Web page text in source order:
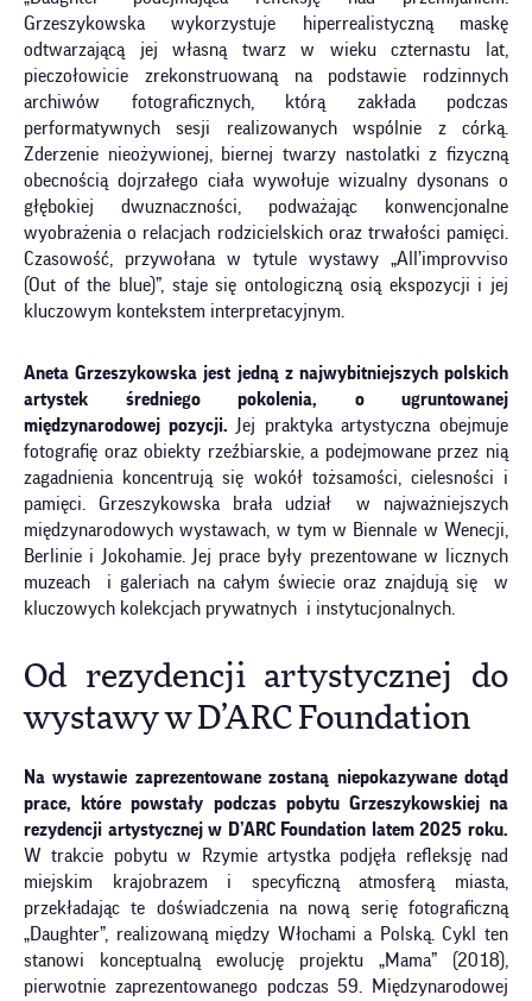
Grzeszykowska wykorzystuje hiperrealistyczną maskę
odtwarzającą jej własną twarz w wieku czternastu lat,
pieczołowicie zrekonstruowaną na podstawie rodzinnych
archiwów fotograficznych, którą zakłada podczas
performatywnych sesji realizowanych wspólnie z córką.
Zderzenie nieożywionej, biernej twarzy nastolatki z fizyczną
obecnością dojrzałego ciała wywołuje wizualny dysonans o
głębokiej dwuznaczności, podważając konwencjonalne
wyobrażenia o relacjach rodzicielskich oraz trwałości pamięci.
Czasowość, przywołana w tytule wystawy „All’improvviso
(Out of the blue)”, staje się ontologiczną osią ekspozycji i jej
kluczowym kontekstem interpretacyjnym.
Aneta Grzeszykowska jest jedną z najwybitniejszych polskich
artystek średniego pokolenia, o ugruntowanej
międzynarodowej pozycji. Jej praktyka artystyczna obejmuje
fotografię oraz obiekty rzeźbiarskie, a podejmowane przez nią
zagadnienia koncentrują się wokół tożsamości, cielesności i
pamięci. Grzeszykowska brała udział w najważniejszych
międzynarodowych wystawach, w tym w Biennale w Wenecji,
Berlinie i Jokohamie. Jej prace były prezentowane w licznych
muzeach i galeriach na całym świecie oraz znajdują się w
kluczowych kolekcjach prywatnych i instytucjonalnych.
Od rezydencji artystycznej do
wystawy w D’ARC Foundation
Na wystawie zaprezentowane zostaną niepokazywane dotąd
prace, które powstały podczas pobytu Grzeszykowskiej na
rezydencji artystycznej w D’ARC Foundation latem 2025 roku.
W trakcie pobytu w Rzymie artystka podjęła refleksję nad
miejskim krajobrazem i specyficzną atmosferą miasta,
przekładając te doświadczenia na nową serię fotograficzną
„Daughter”, realizowaną między Włochami a Polską. Cykl ten
stanowi konceptualną ewolucję projektu „Mama” (2018),
pierwotnie zaprezentowanego podczas 59. Międzynarodowej